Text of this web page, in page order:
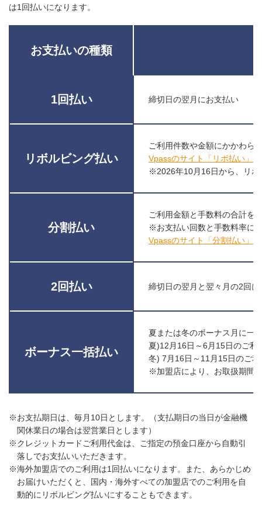
は1回払いになります。
お支払いの種類
1回払い 締切日の翌月にお支払い
リボルビング払い
ご利用件数や金額にかかわら
Vpassのサイト「リボ払い」
※2026年10月16日から、リボ
分割払い
ご利用金額と手数料の合計を
※お支払い回数と手数料率に
Vpassのサイト「分割払い」
2回払い 締切日の翌月と翌々月の2回
ボーナス一括払い
夏または冬のボーナス月に一
夏)12月16日～6月15日のご利
冬) 7月16日～11月15日のご
※加盟店により、お取扱期間
※お支払期日は、毎月10日とします。（支払期日の当日が金融機
関休業日の場合は翌営業日とします）
※クレジットカードご利用代金は、ご指定の預金口座から自動引
落しでお支払いいただきます。
※海外加盟店でのご利用は1回払いになります。また、あらかじめ
お届けいただくと、国内・海外すべての加盟店でのご利用を自
動的にリボルビング払いにすることもできます。